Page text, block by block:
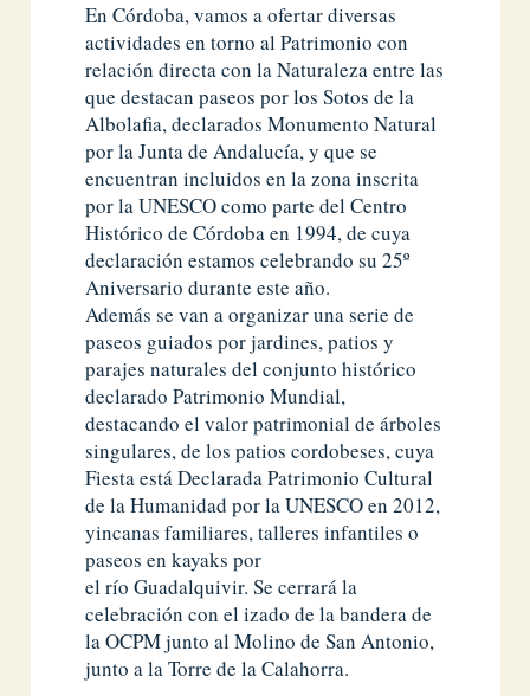
En Córdoba, vamos a ofertar diversas
actividades en torno al Patrimonio con
relación directa con la Naturaleza entre las
que destacan paseos por los Sotos de la
Albolafia, declarados Monumento Natural
por la Junta de Andalucía, y que se
encuentran incluidos en la zona inscrita
por la UNESCO como parte del Centro
Histórico de Córdoba en 1994, de cuya
declaración estamos celebrando su 25º
Aniversario durante este año.
Además se van a organizar una serie de
paseos guiados por jardines, patios y
parajes naturales del conjunto histórico
declarado Patrimonio Mundial,
destacando el valor patrimonial de árboles
singulares, de los patios cordobeses, cuya
Fiesta está Declarada Patrimonio Cultural
de la Humanidad por la UNESCO en 2012,
yincanas familiares, talleres infantiles o
paseos en kayaks por
el río Guadalquivir. Se cerrará la
celebración con el izado de la bandera de
la OCPM junto al Molino de San Antonio,
junto a la Torre de la Calahorra.